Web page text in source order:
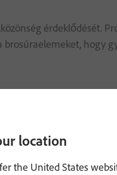
érdeklődését.
hogy
location
the United States